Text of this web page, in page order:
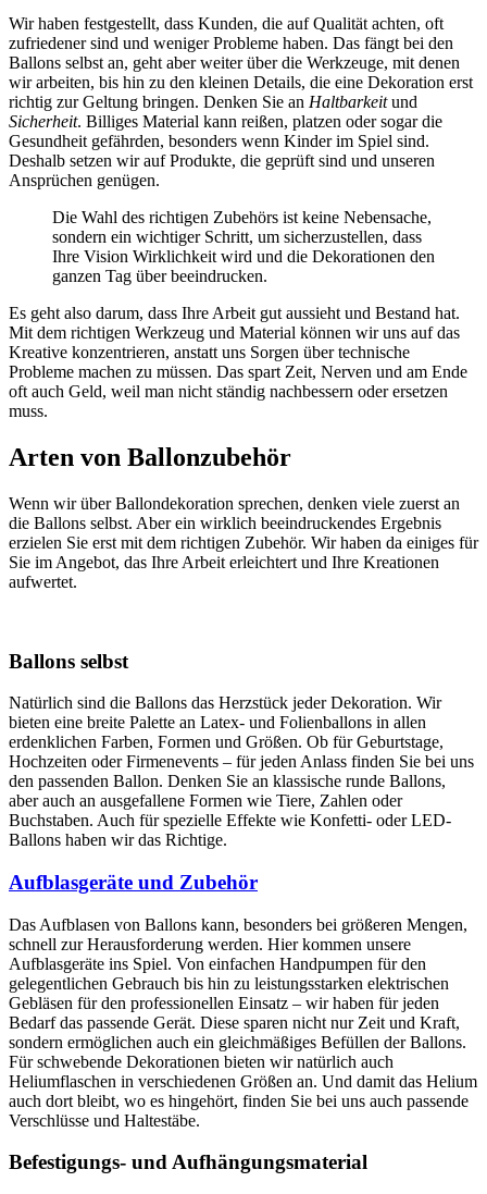
Wir haben festgestellt, dass Kunden, die auf Qualität achten, oft
zufriedener sind und weniger Probleme haben. Das fängt bei den
Ballons selbst an, geht aber weiter über die Werkzeuge, mit denen
wir arbeiten, bis hin zu den kleinen Details, die eine Dekoration erst
richtig zur Geltung bringen. Denken Sie an Haltbarkeitund
Sicherheit. Billiges Material kann reißen, platzen oder sogar die
Gesundheit gefährden, besonders wenn Kinder im Spiel sind.
Deshalb setzen wir auf Produkte, die geprüft sind und unseren
Ansprüchen genügen.
Die Wahl des richtigen Zubehörs ist keine Nebensache,
sondern ein wichtiger Schritt, um sicherzustellen, dass
Ihre Vision Wirklichkeit wird und die Dekorationen den
ganzen Tag über beeindrucken.
Es geht also darum, dass Ihre Arbeit gut aussieht und Bestand hat.
Mit dem richtigen Werkzeug und Material können wir uns auf das
Kreative konzentrieren, anstatt uns Sorgen über technische
Probleme machen zu müssen. Das spart Zeit, Nerven und am Ende
oft auch Geld, weil man nicht ständig nachbessern oder ersetzen
muss.
Arten von Ballonzubehör
Wenn wir über Ballondekoration sprechen, denken viele zuerst an
die Ballons selbst. Aber ein wirklich beeindruckendes Ergebnis
erzielen Sie erst mit dem richtigen Zubehör. Wir haben da einiges für
Sie im Angebot, das Ihre Arbeit erleichtert und Ihre Kreationen
aufwertet.
Ballons selbst
Natürlich sind die Ballons das Herzstück jeder Dekoration. Wir
bieten eine breite Palette an Latex- und Folienballons in allen
erdenklichen Farben, Formen und Größen. Ob für Geburtstage,
Hochzeiten oder Firmenevents – für jeden Anlass finden Sie bei uns
den passenden Ballon. Denken Sie an klassische runde Ballons,
aber auch an ausgefallene Formen wie Tiere, Zahlen oder
Buchstaben. Auch für spezielle Effekte wie Konfetti- oder LED-
Ballons haben wir das Richtige.
Aufblasgeräte und Zubehör
Das Aufblasen von Ballons kann, besonders bei größeren Mengen,
schnell zur Herausforderung werden. Hier kommen unsere
Aufblasgeräte ins Spiel. Von einfachen Handpumpen für den
gelegentlichen Gebrauch bis hin zu leistungsstarken elektrischen
Gebläsen für den professionellen Einsatz – wir haben für jeden
Bedarf das passende Gerät. Diese sparen nicht nur Zeit und Kraft,
sondern ermöglichen auch ein gleichmäßiges Befüllen der Ballons.
Für schwebende Dekorationen bieten wir natürlich auch
Heliumflaschen in verschiedenen Größen an. Und damit das Helium
auch dort bleibt, wo es hingehört, finden Sie bei uns auch passende
Verschlüsse und Haltestäbe.
Befestigungs- und Aufhängungsmaterial